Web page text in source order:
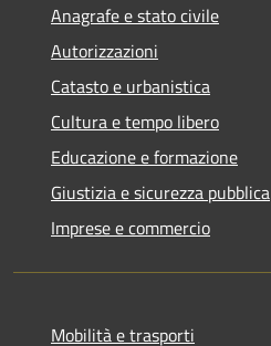
Anagrafe e stato civile
Autorizzazioni
Catasto e urbanistica
Cultura e tempo libero
Educazione e formazione
Giustizia e sicurezza pubblica
Imprese e commercio
Mobilità e trasporti